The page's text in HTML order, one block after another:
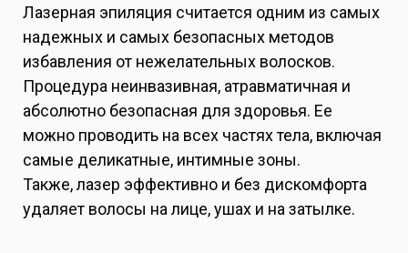
Лазерная эпиляция считается одним из самых
надежных и самых безопасных методов
избавления от нежелательных волосков.
Процедура неинвазивная, атравматичная и
абсолютно безопасная для здоровья. Ее
можно проводить на всех частях тела, включая
самые деликатные, интимные зоны.
Также, лазер эффективно и без дискомфорта
удаляет волосы на лице, ушах и на затылке.